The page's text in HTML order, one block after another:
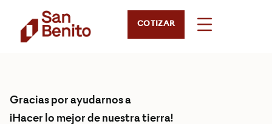
COTIZAR
Gracias por ayudarnos a
¡Hacer lo mejor de nuestra tierra!